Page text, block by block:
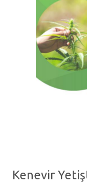
Kenevir